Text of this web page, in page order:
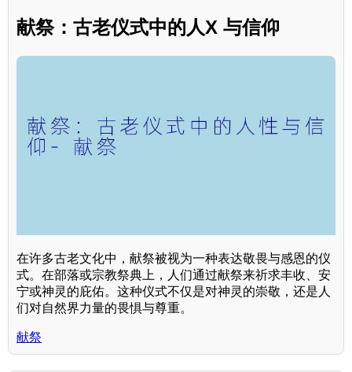
献祭：古老仪式中的人X 与信仰
在许多古老文化中，献祭被视为一种表达敬畏与感恩的仪
式。在部落或宗教祭典上，人们通过献祭来祈求丰收、安
宁或神灵的庇佑。这种仪式不仅是对神灵的崇敬，还是人
们对自然界力量的畏惧与尊重。
献祭